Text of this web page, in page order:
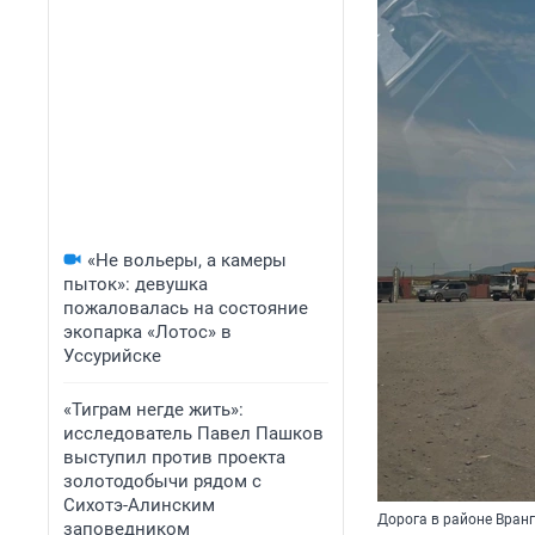
«Не вольеры, а камеры
пыток»: девушка
пожаловалась на состояние
экопарка «Лотос» в
Уссурийске
«Тиграм негде жить»:
исследователь Павел Пашков
выступил против проекта
золотодобычи рядом с
Сихотэ-Алинским
заповедником
Дорога в районе